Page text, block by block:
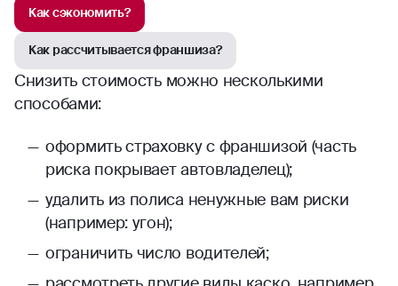
Как сэкономить?
Как рассчитывается франшиза?
Снизить стоимость можно несколькими
способами:
оформить страховку с франшизой (часть
риска покрывает автовладелец);
удалить из полиса ненужные вам риски
(например: угон);
ограничить число водителей;